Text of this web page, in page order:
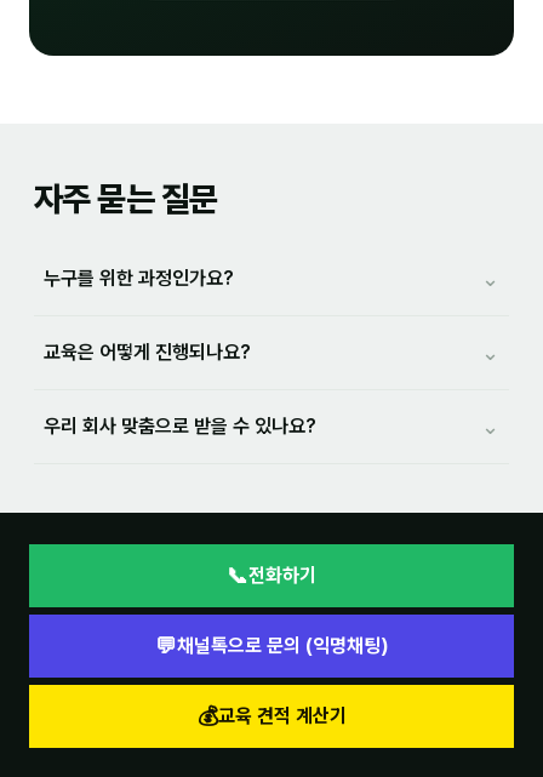
자주 묻는 질문
누구를 위한 과정인가요? ⌄
교육은 어떻게 진행되나요? ⌄
우리 회사 맞춤으로 받을 수 있나요? ⌄
📞전화하기
💬채널톡으로 문의 (익명채팅)
💰교육 견적 계산기